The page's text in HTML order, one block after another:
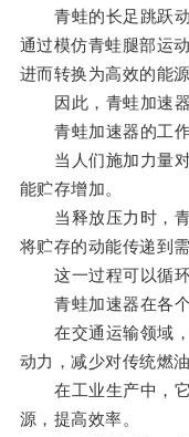
青蛙的长足跳跃动
通过模仿青蛙腿部运
进而转换为高效的能源
因此，青蛙加速器
青蛙加速器的工作
当人们施加力量对
能贮存增加。
当释放压力时，青
将贮存的动能传递到
这一过程可以循环
青蛙加速器在各个
在交通运输领域，
动力，减少对传统燃
在工业生产中，它
源，提高效率。